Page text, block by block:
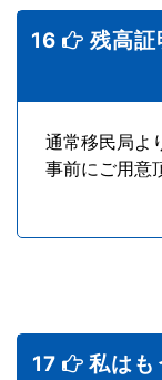
16
残高証
通常移民局よ
事前にご用意
17 私はも